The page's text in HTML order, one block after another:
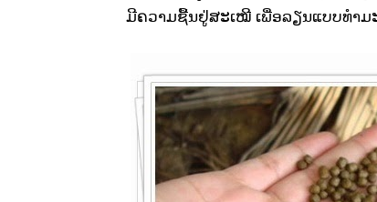
ມີຄວາມຊື້ນຢູ່ສະເໝີ ເພື່ອລຽນແບບທຳມ